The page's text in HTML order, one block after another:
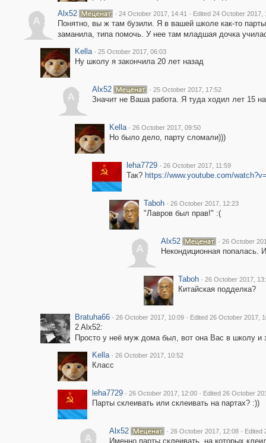
A
Alx52 · 24 October 2017, 14:41 · Edited 24 October 2017,
Понятно, вы ж там бузили. Я в вашей школе как-то
заманила, типа помочь. У нее там младшая дочка
Kella · 25 October 2017, 06:03
Ну школу я закончила 20 лет назад
A
Alx52 · 25 October 2017, 17:52
Значит не Ваша работа. Я туда ходил лет 15
Kella · 26 October 2017, 09:50
Но было дело, парту сломали)))
leha7729 · 26 October 2017, 11:59
Так? https://www.youtube.com/
Taboh · 26 October 2017, 12:23
"Лавров был прав!" :(
A
Alx52 · 26 October
Некондиционная попалась.
Taboh · 26 October 2017,
Китайская подделка?
Bratuha66 · 26 October 2017, 10:09 · Edited 26 October 2017,
2 Alx52:
Просто у неё муж дома был, вот она Вас в школу и
Kella · 26 October 2017, 10:52
Класс
leha7729 · 26 October 2017, 12:00 · Edited 26 October
Парты склеивать или склеивать на партах? :))
A
Alx52 · 26 October 2017, 12:08 · Edited
Именно парты склеивать, на которых